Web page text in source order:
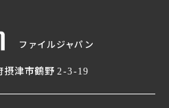
ファイルジャパン
摂津市鶴野 2-3-19